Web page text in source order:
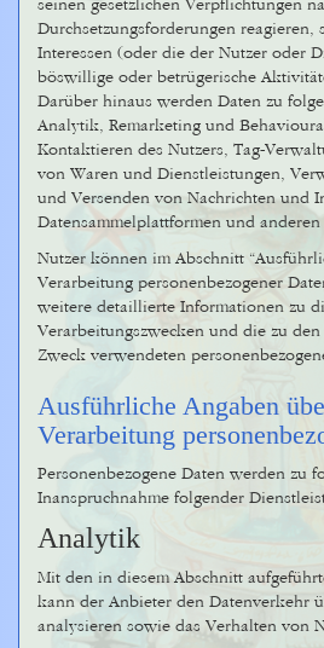
seinen gesetzlichen Verpflichtungen
Durchsetzungsforderungen reagieren,
Interessen (oder die der Nutzer oder
böswillige oder betrügerische
Darüber hinaus werden Daten zu
Analytik, Remarketing und
Kontaktieren des Nutzers, Tag-
von Waren und Dienstleistungen,
und Versenden von Nachrichten und
Datensammelplattformen und
Nutzer können im Abschnitt
Verarbeitung personenbezogener
weitere detaillierte Informationen zu
Verarbeitungszwecken und die zu
Zweck verwendeten
Ausführliche Angaben
Verarbeitung
Personenbezogene Daten werden zu
Inanspruchnahme folgender
Analytik
Mit den in diesem Abschnitt
kann der Anbieter den Datenverkehr
analysieren sowie das Verhalten von